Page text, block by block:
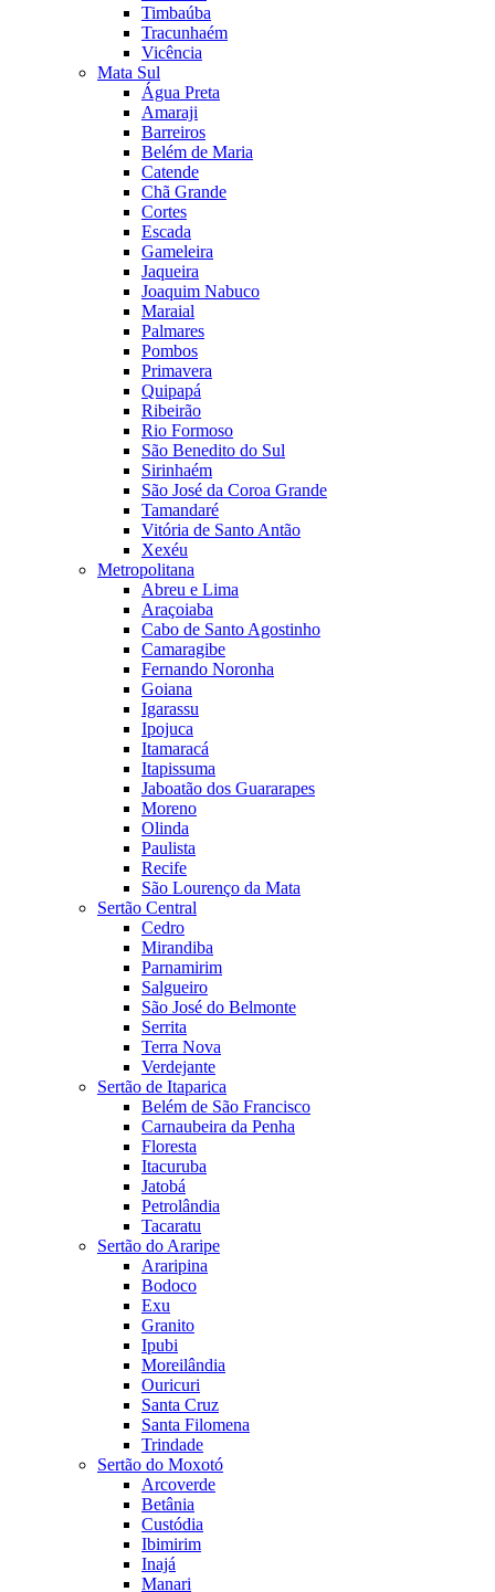
Timbaúba
Tracunhaém
Vicência
Mata Sul
Água Preta
Amaraji
Barreiros
Belém de Maria
Catende
Chã Grande
Cortes
Escada
Gameleira
Jaqueira
Joaquim Nabuco
Maraial
Palmares
Pombos
Primavera
Quipapá
Ribeirão
Rio Formoso
São Benedito do Sul
Sirinhaém
São José da Coroa Grande
Tamandaré
Vitória de Santo Antão
Xexéu
Metropolitana
Abreu e Lima
Araçoiaba
Cabo de Santo Agostinho
Camaragibe
Fernando Noronha
Goiana
Igarassu
Ipojuca
Itamaracá
Itapissuma
Jaboatão dos Guararapes
Moreno
Olinda
Paulista
Recife
São Lourenço da Mata
Sertão Central
Cedro
Mirandiba
Parnamirim
Salgueiro
São José do Belmonte
Serrita
Terra Nova
Verdejante
Sertão de Itaparica
Belém de São Francisco
Carnaubeira da Penha
Floresta
Itacuruba
Jatobá
Petrolândia
Tacaratu
Sertão do Araripe
Araripina
Bodoco
Exu
Granito
Ipubi
Moreilândia
Ouricuri
Santa Cruz
Santa Filomena
Trindade
Sertão do Moxotó
Arcoverde
Betânia
Custódia
Ibimirim
Inajá
Manari